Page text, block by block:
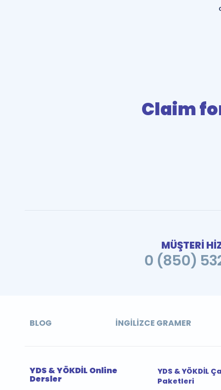
Claim
MÜŞTERİ
0 (850)
BLOG İNGILIZCE GRAMER
YDS & YÖKDİL Online
Dersler
YDS & YÖKDİL
Paketleri